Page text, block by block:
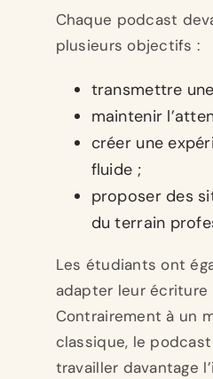
Chaque podcast
plusieurs objectifs :
transmettre
maintenir
créer une
fluide ;
proposer des
du terrain
Les étudiants ont
adapter leur écriture
Contrairement à un
classique, le
travailler davantage